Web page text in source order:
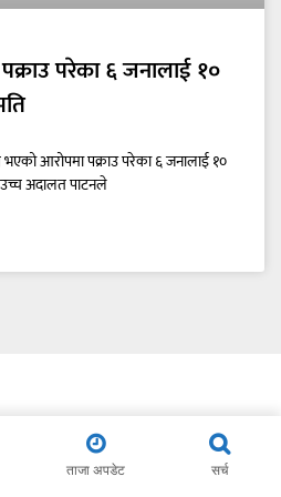
परेका ६ जनालाई १०
आरोपमा पक्राउ परेका ६ जनालाई १०
उच्च अदालत पाटनले
ताजा अपडेट सर्च